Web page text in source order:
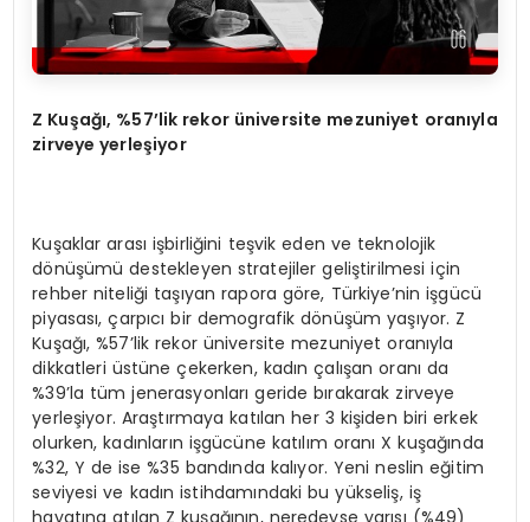
Z Kuşağı, %57’lik rekor üniversite mezuniyet oranıyla
zirveye yerleşiyor
Kuşaklar arası işbirliğini teşvik eden ve teknolojik
dönüşümü destekleyen stratejiler geliştirilmesi için
rehber niteliği taşıyan rapora göre, Türkiye’nin işgücü
piyasası, çarpıcı bir demografik dönüşüm yaşıyor. Z
Kuşağı, %57’lik rekor üniversite mezuniyet oranıyla
dikkatleri üstüne çekerken, kadın çalışan oranı da
%39’la tüm jenerasyonları geride bırakarak zirveye
yerleşiyor. Araştırmaya katılan her 3 kişiden biri erkek
olurken, kadınların işgücüne katılım oranı X kuşağında
%32, Y de ise %35 bandında kalıyor. Yeni neslin eğitim
seviyesi ve kadın istihdamındaki bu yükseliş, iş
hayatına atılan Z kuşağının, neredeyse yarısı (%49)